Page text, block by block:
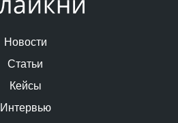
Новости
Статьи
Кейсы
Интервью